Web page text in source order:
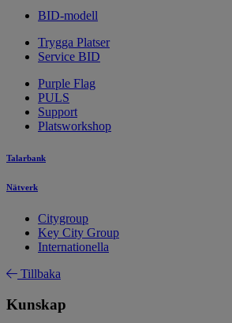
BID-modell
Trygga Platser
Service BID
Purple Flag
PULS
Support
Platsworkshop
Talarbank
Nätverk
Citygroup
Key City Group
Internationella
Tillbaka
Kunskap